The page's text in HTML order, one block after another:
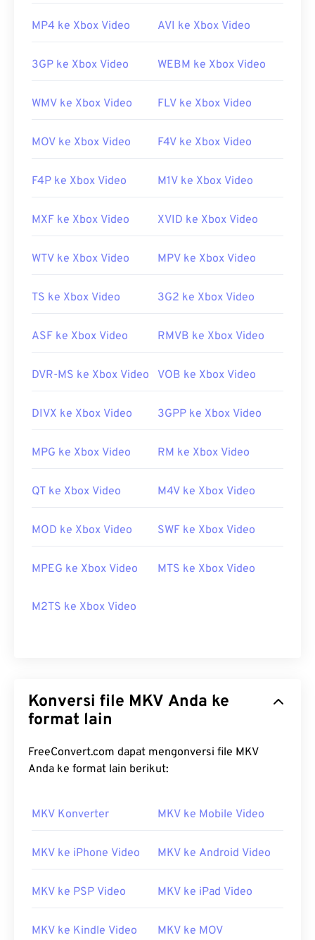
MKV?
dengan menggunakan
pemutar media VLC.
sistem operasi dan platform. Hal ini penting karena
pemutar media lain mungkin tidak mendukungnya.
mengompresi ukuran berkas, yang berarti
lain untuk membuka berkas MKV adalah
melakukannya, unduh
Combined Community
Ninite.
Rilis awal:2002
Tautan yang berguna:
https://www.matroska.org/
MP4 ke Xbox Video AVI ke Xbox Video
3GP ke Xbox Video WEBM ke Xbox Video
WMV ke Xbox Video FLV ke Xbox Video
MOV ke Xbox Video F4V ke Xbox Video
F4P ke Xbox Video M1V ke Xbox Video
MXF ke Xbox Video XVID ke Xbox Video
WTV ke Xbox Video MPV ke Xbox Video
TS ke Xbox Video 3G2 ke Xbox Video
ASF ke Xbox Video RMVB ke Xbox Video
DVR-MS ke Xbox Video VOB ke Xbox Video
DIVX ke Xbox Video 3GPP ke Xbox Video
MPG ke Xbox Video RM ke Xbox Video
QT ke Xbox Video M4V ke Xbox Video
MOD ke Xbox Video SWF ke Xbox Video
MPEG ke Xbox Video MTS ke Xbox Video
M2TS ke Xbox Video
Konversi file MKV Anda ke
format lain
FreeConvert.com dapat mengonversi file MKV
Anda ke format lain berikut:
MKV Konverter MKV ke Mobile Video
MKV ke iPhone Video MKV ke Android Video
MKV ke PSP Video MKV ke iPad Video
MKV ke Kindle Video MKV ke MOV